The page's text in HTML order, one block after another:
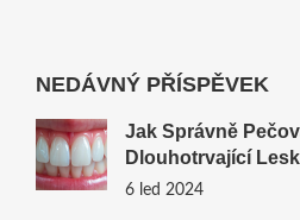
NEDÁVNÝ PŘÍSPĚVEK
Jak Správně
Dlouhotrvající
6 led 2024